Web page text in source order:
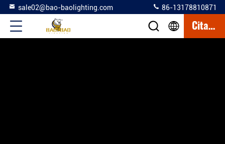
sale02@bao-baolighting.com 86-13178810871
Citation